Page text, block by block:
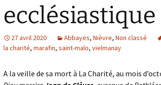
ecclésiastique
27 avril 2020 Abbayes, Nièvre, Non classé
la charité, marafin, saint-malo, vielmanay
A la veille de sa mort à La Charité, au mois